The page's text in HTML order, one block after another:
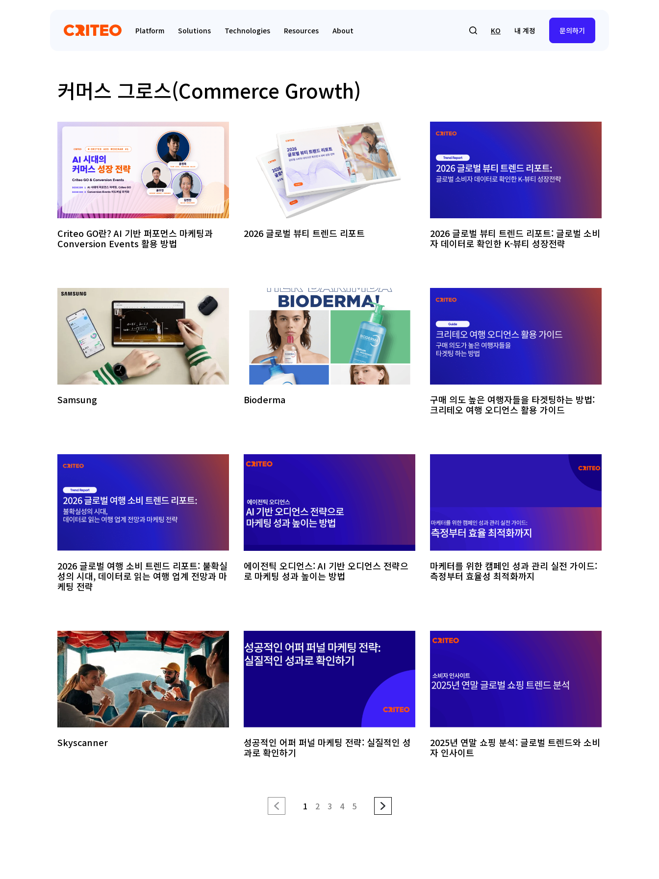
Platform Solutions Technologies Resources About KO 내 계정 문의하기
커머스 그로스(Commerce Growth)
Criteo GO란? AI 기반 퍼포먼스 마케팅과
Conversion Events 활용 방법
2026 글로벌 뷰티 트렌드 리포트
2026 글로벌 뷰티 트렌드 리포트: 글로벌 소비
자 데이터로 확인한 K-뷰티 성장전략
Samsung Bioderma
구매 의도 높은 여행자들을 타겟팅하는 방법:
크리테오 여행 오디언스 활용 가이드
2026 글로벌 여행 소비 트렌드 리포트: 불확실
성의 시대, 데이터로 읽는 여행 업계 전망과 마
케팅 전략
에이전틱 오디언스: AI 기반 오디언스 전략으
로 마케팅 성과 높이는 방법
마케터를 위한 캠페인 성과 관리 실전 가이드:
측정부터 효율성 최적화까지
Skyscanner
성공적인 어퍼 퍼널 마케팅 전략: 실질적인 성
과로 확인하기
2025년 연말 쇼핑 분석: 글로벌 트렌드와 소비
자 인사이트
1 2 3 4 5